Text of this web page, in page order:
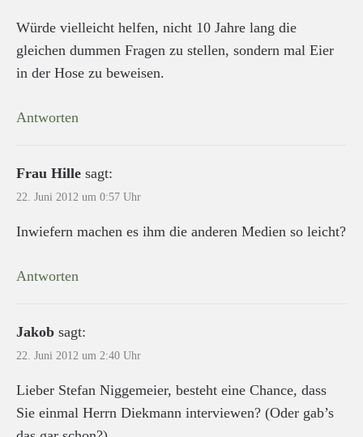
Würde vielleicht helfen, nicht 10 Jahre lang die
gleichen dummen Fragen zu stellen, sondern mal Eier
in der Hose zu beweisen.
Antworten
Frau Hille sagt:
22. Juni 2012 um 0:57 Uhr
Inwiefern machen es ihm die anderen Medien so leicht?
Antworten
Jakob sagt:
22. Juni 2012 um 2:40 Uhr
Lieber Stefan Niggemeier, besteht eine Chance, dass
Sie einmal Herrn Diekmann interviewen? (Oder gab’s